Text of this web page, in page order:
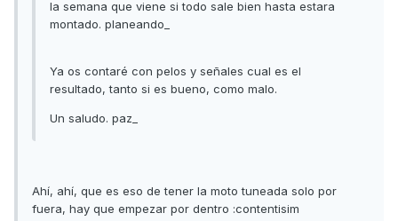
la semana que viene si todo sale bien hasta estara
montado. planeando_
Ya os contaré con pelos y señales cual es el
resultado, tanto si es bueno, como malo.
Un saludo. paz_
Ahí, ahí, que es eso de tener la moto tuneada solo por
fuera, hay que empezar por dentro :contentisim